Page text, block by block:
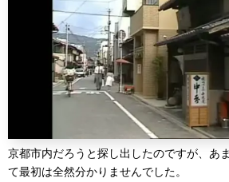
京都市内だろうと探し出したのですが、あ
て最初は全然分かりませんでした。